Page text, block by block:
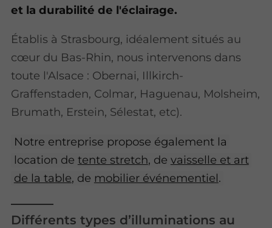
et la durabilité de l'éclairage.
Établis à Strasbourg, idéalement situés au
cœur du Bas-Rhin, nous intervenons dans
toute l'Alsace : Obernai, Illkirch-
Graffenstaden, Colmar, Haguenau, Molsheim,
Brumath, Erstein, Sélestat, etc).
Notre entreprise propose également la
location de tente stretch, de vaisselle et art
de la table, de mobilier événementiel.
Différents types d’illuminations au